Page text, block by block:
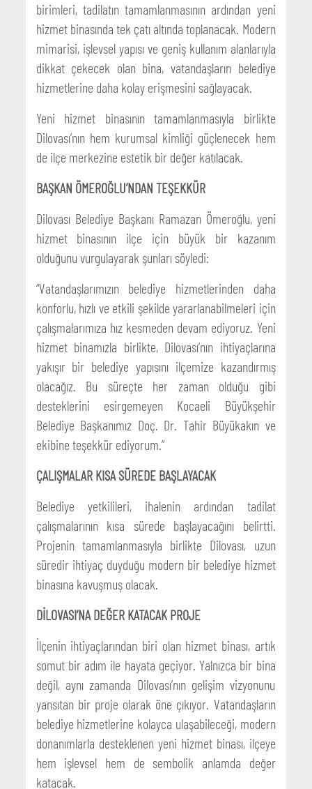
birimleri, tadilatın tamamlanmasının ardından yeni
hizmet binasında tek çatı altında toplanacak. Modern
mimarisi, işlevsel yapısı ve geniş kullanım alanlarıyla
dikkat çekecek olan bina, vatandaşların belediye
hizmetlerine daha kolay erişmesini sağlayacak.
Yeni hizmet binasının tamamlanmasıyla birlikte
Dilovası’nın hem kurumsal kimliği güçlenecek hem
de ilçe merkezine estetik bir değer katılacak.
BAŞKAN ÖMEROĞLU’NDAN TEŞEKKÜR
Dilovası Belediye Başkanı Ramazan Ömeroğlu, yeni
hizmet binasının ilçe için büyük bir kazanım
olduğunu vurgulayarak şunları söyledi:
“Vatandaşlarımızın belediye hizmetlerinden daha
konforlu, hızlı ve etkili şekilde yararlanabilmeleri için
çalışmalarımıza hız kesmeden devam ediyoruz. Yeni
hizmet binamızla birlikte, Dilovası’nın ihtiyaçlarına
yakışır bir belediye yapısını ilçemize kazandırmış
olacağız. Bu süreçte her zaman olduğu gibi
desteklerini esirgemeyen Kocaeli Büyükşehir
Belediye Başkanımız Doç. Dr. Tahir Büyükakın ve
ekibine teşekkür ediyorum.”
ÇALIŞMALAR KISA SÜREDE BAŞLAYACAK
Belediye yetkilileri, ihalenin ardından tadilat
çalışmalarının kısa sürede başlayacağını belirtti.
Projenin tamamlanmasıyla birlikte Dilovası, uzun
süredir ihtiyaç duyduğu modern bir belediye hizmet
binasına kavuşmuş olacak.
DİLOVASI’NA DEĞER KATACAK PROJE
İlçenin ihtiyaçlarından biri olan hizmet binası, artık
somut bir adım ile hayata geçiyor. Yalnızca bir bina
değil, aynı zamanda Dilovası’nın gelişim vizyonunu
yansıtan bir proje olarak öne çıkıyor. Vatandaşların
belediye hizmetlerine kolayca ulaşabileceği, modern
donanımlarla desteklenen yeni hizmet binası, ilçeye
hem işlevsel hem de sembolik anlamda değer
katacak.